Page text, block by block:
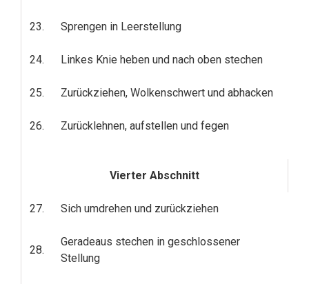
23. Sprengen in Leerstellung
24. Linkes Knie heben und nach oben stechen
25. Zurückziehen, Wolkenschwert und abhacken
26. Zurücklehnen, aufstellen und fegen
Vierter Abschnitt
27. Sich umdrehen und zurückziehen
28.
Geradeaus stechen in geschlossener
Stellung